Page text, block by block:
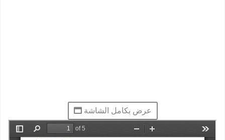
عرض بكامل الشاشة